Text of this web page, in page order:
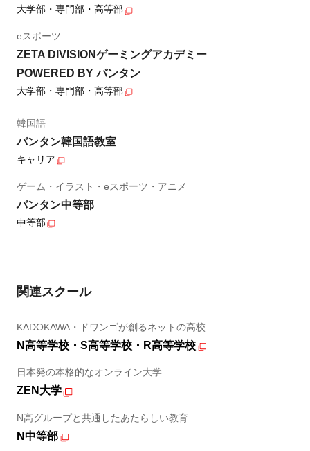
大学部・専門部・高等部
eスポーツ
ZETA DIVISIONゲーミングアカデミー
POWERED BY バンタン
大学部・専門部・高等部
韓国語
バンタン韓国語教室
キャリア
ゲーム・イラスト・eスポーツ・アニメ
バンタン中等部
中等部
関連スクール
KADOKAWA・ドワンゴが創るネットの高校
N高等学校・S高等学校・R高等学校
日本発の本格的なオンライン大学
ZEN大学
N高グループと共通したあたらしい教育
N中等部